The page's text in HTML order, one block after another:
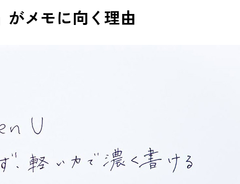
がメモに向く理由